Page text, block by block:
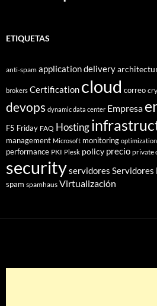
ETIQUETAS
anti-spam application delivery
brokers Certification cloud correo
devops dynamic data center Empresa
F5 Friday FAQ Hosting
management Microsoft monitoring optimization
performance PKI Plesk policy precio private
securityservidores Servidores
spam spamhaus Virtualización